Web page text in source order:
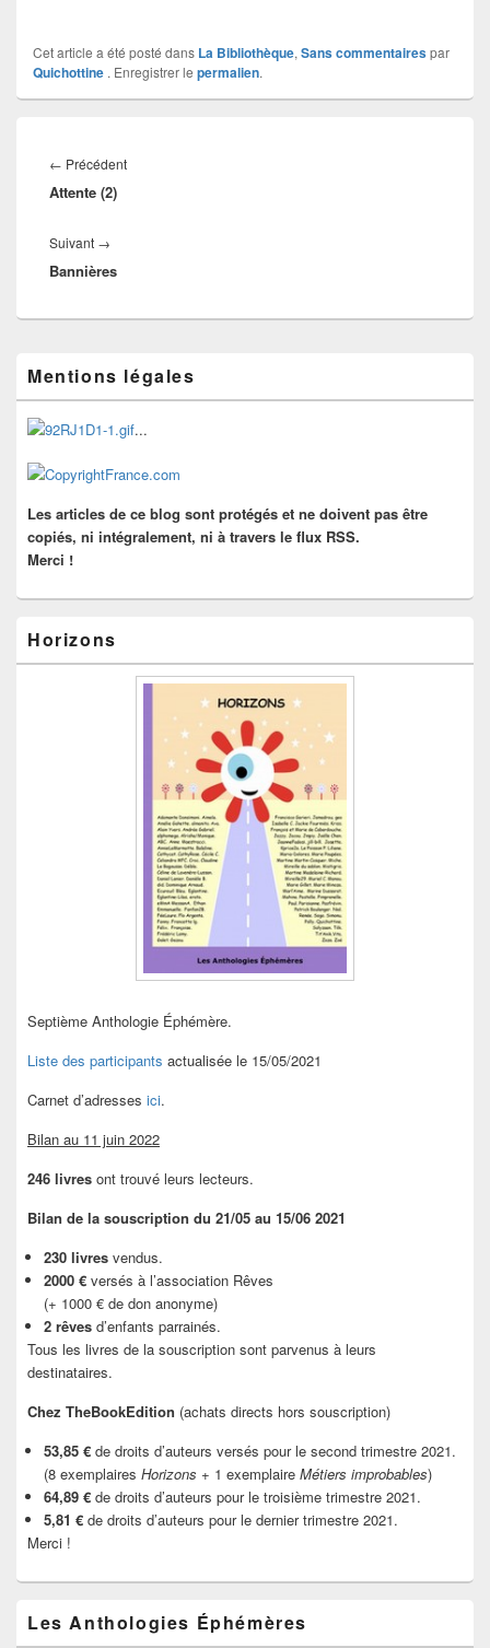
Cet article a été posté dans La Bibliothèque, Sans commentairespar
Quichottine . Enregistrer le permalien.
de
l’article
← PrécédentArticle
Attente (2)
Suivant →
suivant :
Bannières
principale
de
widget
pour
barre
Mentions légales
...
Les articles de ce blog sont protégés et ne doivent pas être
copiés, ni intégralement, ni à travers le flux RSS.
Merci !
Horizons
Septième Anthologie Éphémère.
Liste des participants actualisée le 15/05/2021
Carnet d’adresses ici.
Bilan au 11 juin 2022
246 livres ont trouvé leurs lecteurs.
Bilan de la souscription du 21/05 au 15/06 2021
230 livres vendus.
2000 € versés à l’association Rêves
(+ 1000 € de don anonyme)
2 rêves d’enfants parrainés.
Tous les livres de la souscription sont parvenus à leurs
destinataires.
Chez TheBookEdition (achats directs hors souscription)
53,85 € de droits d’auteurs versés pour le second trimestre 2021.
(8 exemplaires Horizons + 1 exemplaire Métiers improbables)
64,89 € de droits d’auteurs pour le troisième trimestre 2021.
5,81 € de droits d’auteurs pour le dernier trimestre 2021.
Merci !
Les Anthologies Éphémères